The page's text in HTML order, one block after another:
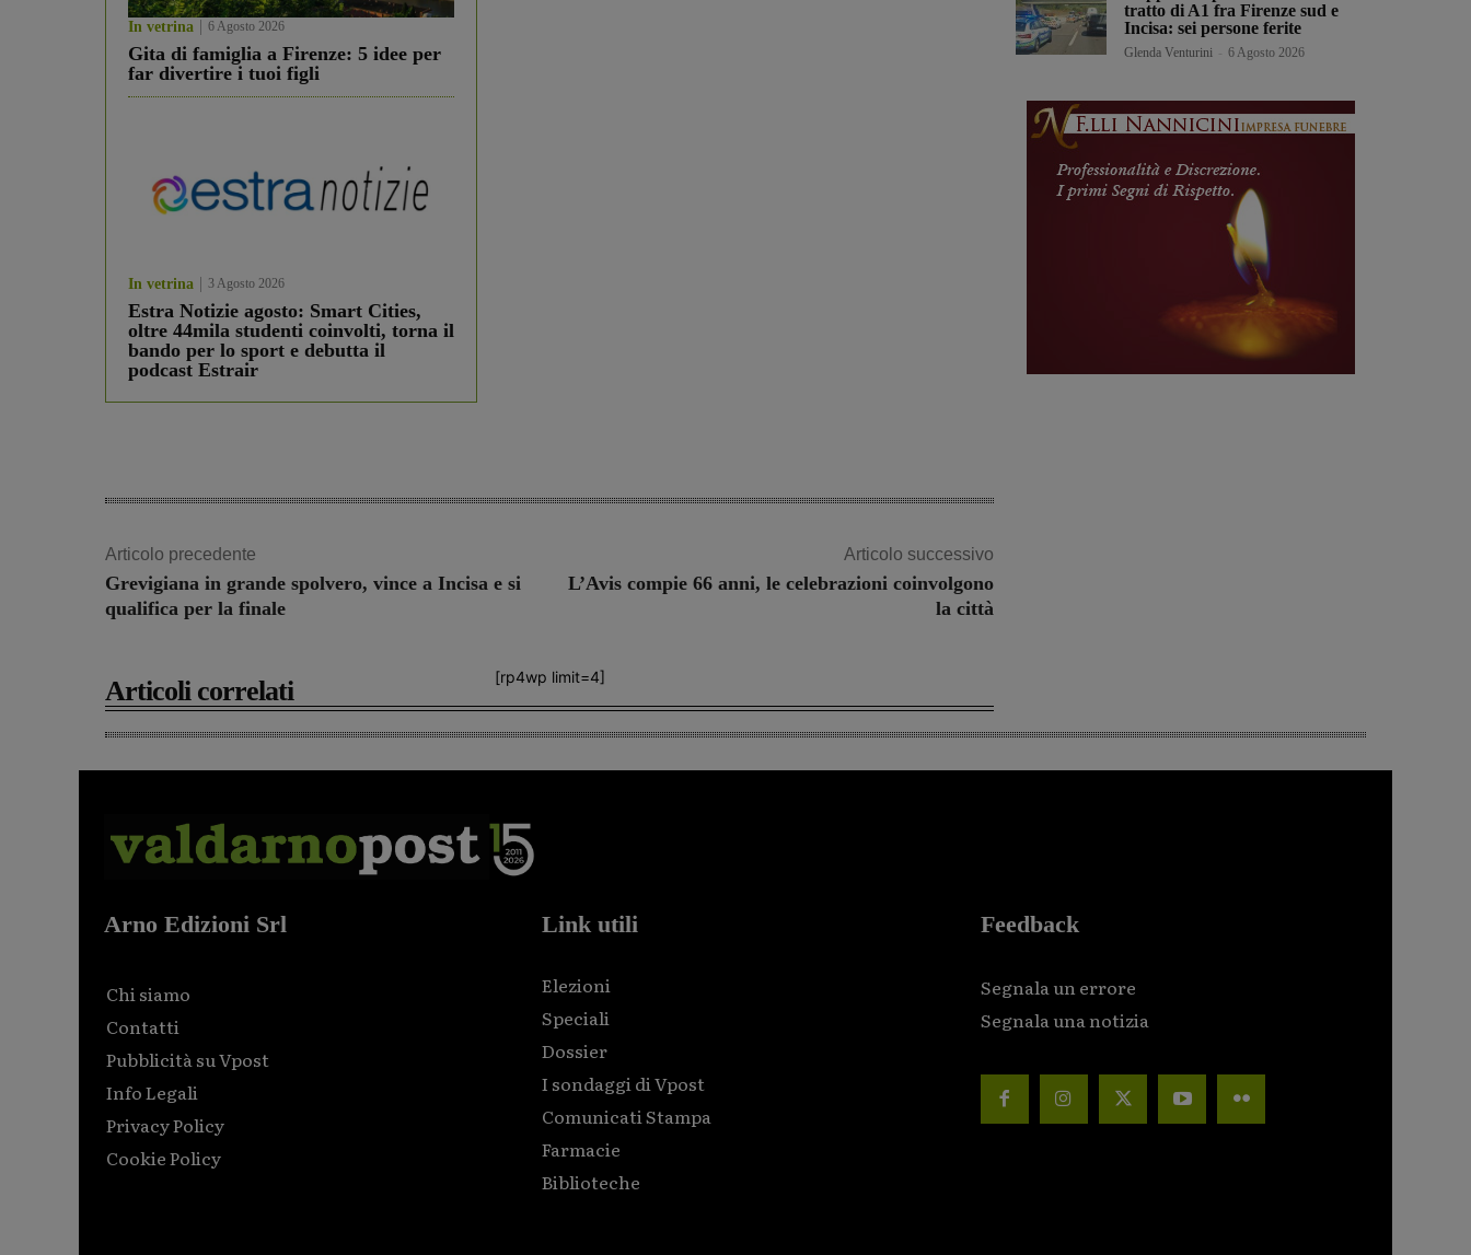
In vetrina 6 Agosto 2026
Gita di famiglia a Firenze: 5 idee per
far divertire i tuoi figli
In vetrina 3 Agosto 2026
Estra Notizie agosto: Smart Cities,
oltre 44mila studenti coinvolti, torna il
bando per lo sport e debutta il
podcast Estrair
Articolo precedente
Grevigiana in grande spolvero, vince a Incisa e si
qualifica per la finale
Articolo successivo
L’Avis compie 66 anni, le celebrazioni coinvolgono
la città
[rp4wp limit=4]
Articoli correlati
tratto di A1 fra Firenze sud e
Incisa: sei persone ferite
Glenda Venturini 6 Agosto 2026
Arno Edizioni Srl
Chi siamo
Contatti
Pubblicità su Vpost
Info Legali
Privacy Policy
Cookie Policy
Link utili
Elezioni
Speciali
Dossier
I sondaggi di Vpost
Comunicati Stampa
Farmacie
Biblioteche
Feedback
Segnala un errore
Segnala una notizia